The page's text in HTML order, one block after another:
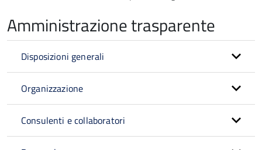
Amministrazione trasparente
Disposizioni generali
Organizzazione
Consulenti e collaboratori